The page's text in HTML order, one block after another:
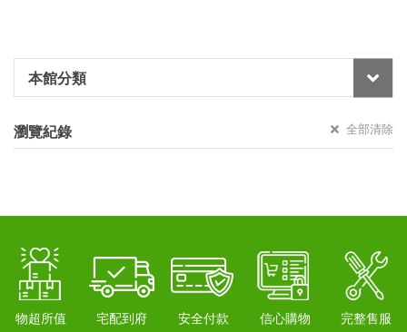
本館分類
瀏覽紀錄 全部清除
物超所值 宅配到府 安全付款 信心購物 完整售服